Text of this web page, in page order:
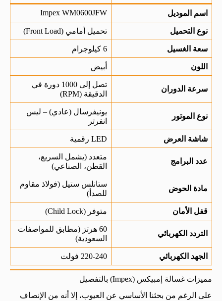
اسم الموديل Impex WM0600JFW
نوع التحميل تحميل أمامي (Front Load)
سعة الغسيل 6 كيلوجرام
اللون أبيض
سرعة الدوران
تصل إلى 1000 دورة في
الدقيقة (RPM)
نوع الموتور
يونيفرسال (عادي) – ليس
انفرتر
شاشة العرض LED رقمية
عدد البرامج
متعدد (يشمل السريع،
القطن، الصناعي)
مادة الحوض
ستانلس ستيل (فولاذ مقاوم
للصدأ)
قفل الأمان متوفر (Child Lock)
التردد الكهربائي
60 هرتز (مطابق للمواصفات
السعودية)
الجهد الكهربائي 220-240 فولت
مميزات غسالة إمبيكس (Impex) بالتفصيل
على الرغم من بحثنا الأساسي عن العيوب، إلا أنه من الإنصاف